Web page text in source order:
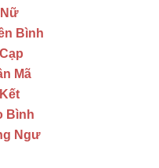
Bình
Mã
Bình
Ngư